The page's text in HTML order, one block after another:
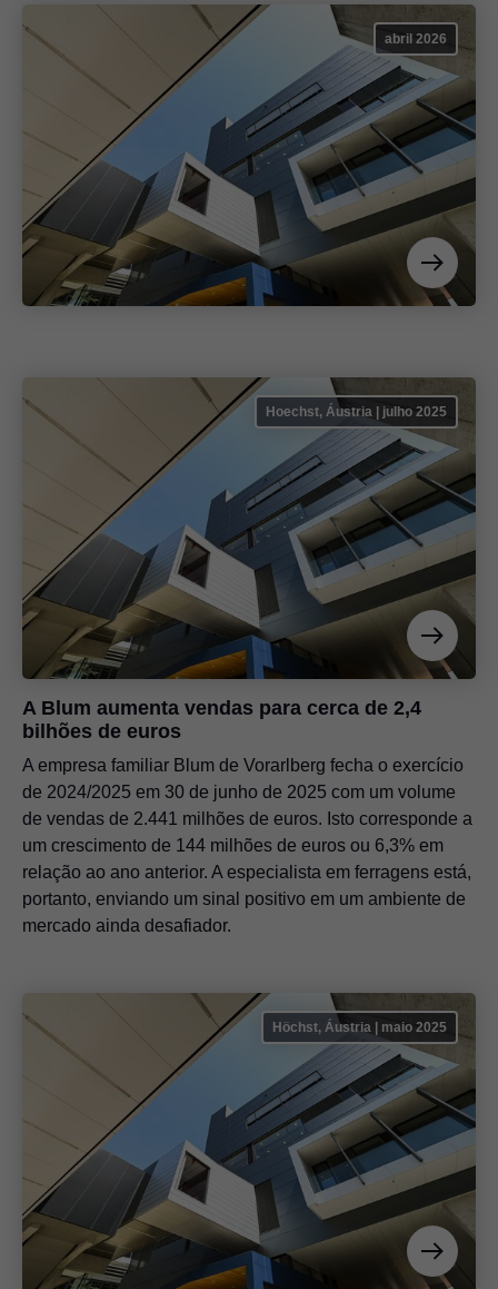
abril 2026
Hoechst, Áustria | julho 2025
A Blum aumenta vendas para cerca de 2,4
bilhões de euros
A empresa familiar Blum de Vorarlberg fecha o exercício
de 2024/2025 em 30 de junho de 2025 com um volume
de vendas de 2.441 milhões de euros. Isto corresponde a
um crescimento de 144 milhões de euros ou 6,3% em
relação ao ano anterior. A especialista em ferragens está,
portanto, enviando um sinal positivo em um ambiente de
mercado ainda desafiador.
Höchst, Áustria | maio 2025